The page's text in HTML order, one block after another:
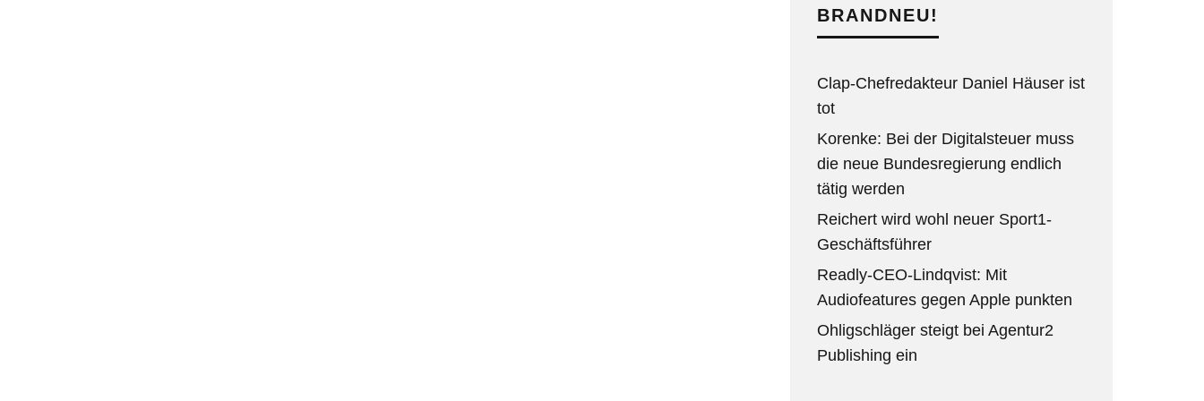
BRANDNEU!
Clap-Chefredakteur Daniel Häuser ist
tot
Korenke: Bei der Digitalsteuer muss
die neue Bundesregierung endlich
tätig werden
Reichert wird wohl neuer Sport1-
Geschäftsführer
Readly-CEO-Lindqvist: Mit
Audiofeatures gegen Apple punkten
Ohligschläger steigt bei Agentur2
Publishing ein